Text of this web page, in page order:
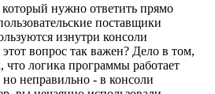
нужно ответить прямо
поставщики
изнутри консоли
вопрос так важен? Дело в том,
что логика программы работает
неправильно - в консоли